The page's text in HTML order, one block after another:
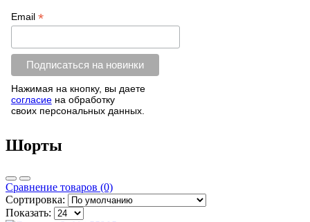
Email *
Нажимая на кнопку, вы даете
согласиена обработку
своих персональных данных.
Шорты
Сравнение товаров (0)
Сортировка:
Показать: